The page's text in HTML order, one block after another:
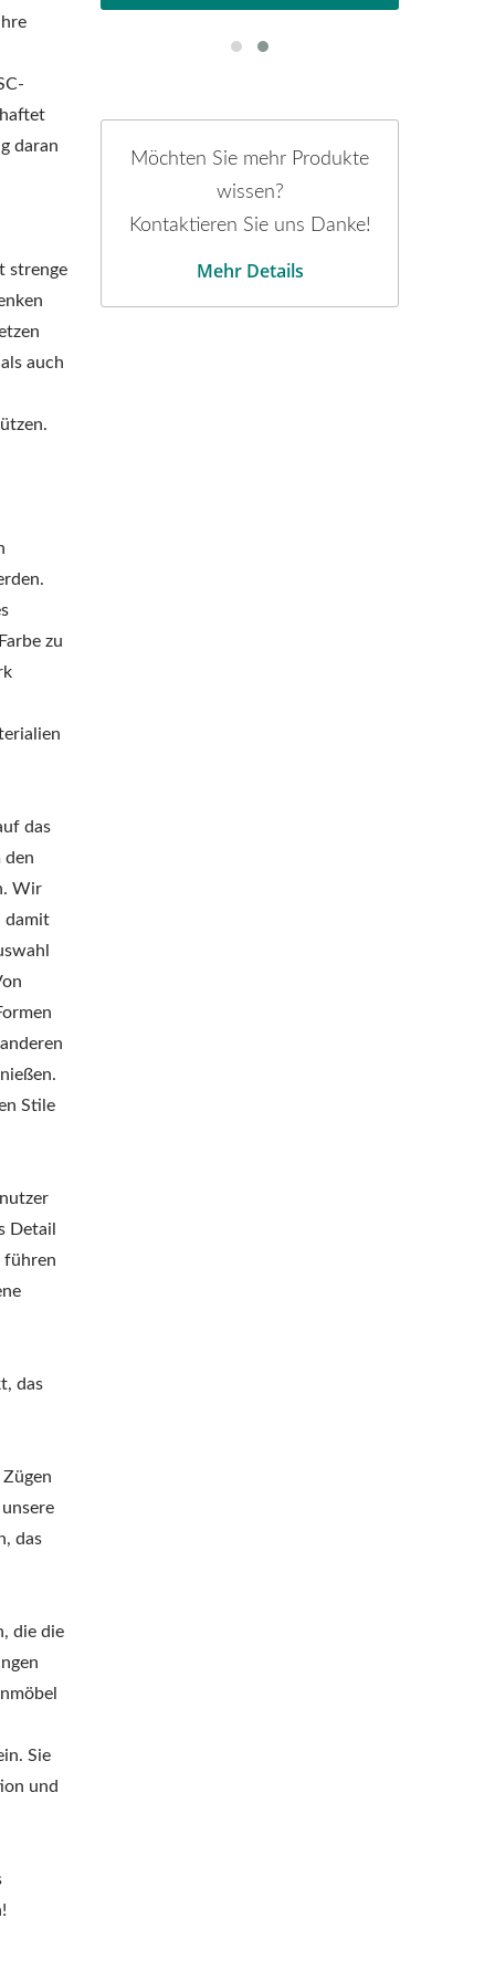
daran
strenge
auch
zu
das
den
Wir
damit
Stile
Detail
führen
das
das
die die
Sie
und
Möchten Sie mehr Produkte
wissen?
Kontaktieren Sie uns Danke!
Mehr Details